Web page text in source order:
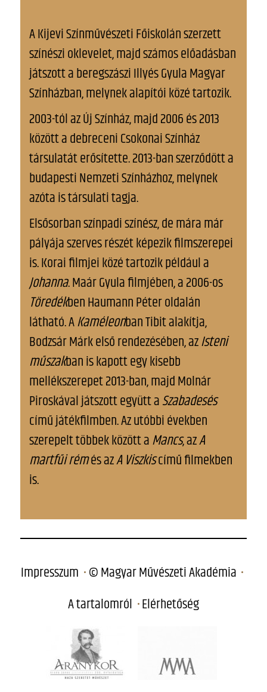
A Kijevi Színművészeti Főiskolán szerzett
színészi oklevelet, majd számos előadásban
játszott a beregszászi Illyés Gyula Magyar
Színházban, melynek alapítói közé tartozik.
2003-tól az Új Színház, majd 2006 és 2013
között a debreceni Csokonai Színház
társulatát erősítette. 2013-ban szerződött a
budapesti Nemzeti Színházhoz, melynek
azóta is társulati tagja.
Elsősorban színpadi színész, de mára már
pályája szerves részét képezik filmszerepei
is. Korai filmjei közé tartozik például a
Johanna. Maár Gyula filmjében, a 2006-os
Töredékben Haumann Péter oldalán
látható. AKaméleonban Tibit alakítja,
Bodzsár Márk első rendezésében, azIsteni
műszakban is kapott egy kisebb
mellékszerepet 2013-ban, majd Molnár
Piroskával játszott együtt aSzabadesés
című játékfilmben. Az utóbbi években
szerepelt többek között aMancs, azA
martfűi rémés azA Viszkiscímű filmekben
is.
Impresszum © Magyar Művészeti Akadémia
A tartalomról Elérhetőség